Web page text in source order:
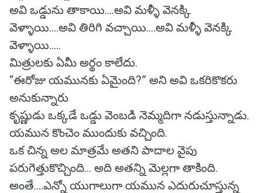
అవి ఒడ్డును తాకాయి....అవి మళ్ళీ వెనక్కి
వెళ్ళాయి....అవి తిరిగి వచ్చాయి....అవి మళ్ళీ వెనక్కి
వెళ్ళాయి.....
మిత్రులకు ఏమీ అర్థం కాలేదు.
“ఈరోజు యమునకు ఏమైంది?” అని అవి ఒకరికొకరు
అనుకున్నారు
కృష్ణుడు ఒక్కడే ఒడ్డు వెంబడి నెమ్మదిగా నడుస్తున్నాడు.
యమున కొంచెం ముందుకు వచ్చింది.
ఒక చిన్న అల మాత్రమే అతని పాదాల వైపు
పరుగెత్తుకొచ్చింది... అది అతన్ని మెల్లగా తాకింది.
అంతే....ఎన్నో యుగాలుగా యమున ఎదురుచూస్తున్న